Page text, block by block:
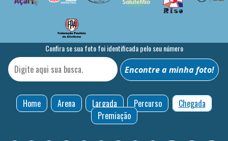
Confira se sua foto foi identificada pelo seu número
Home Arena Largada Percurso
Chegada
Premiação